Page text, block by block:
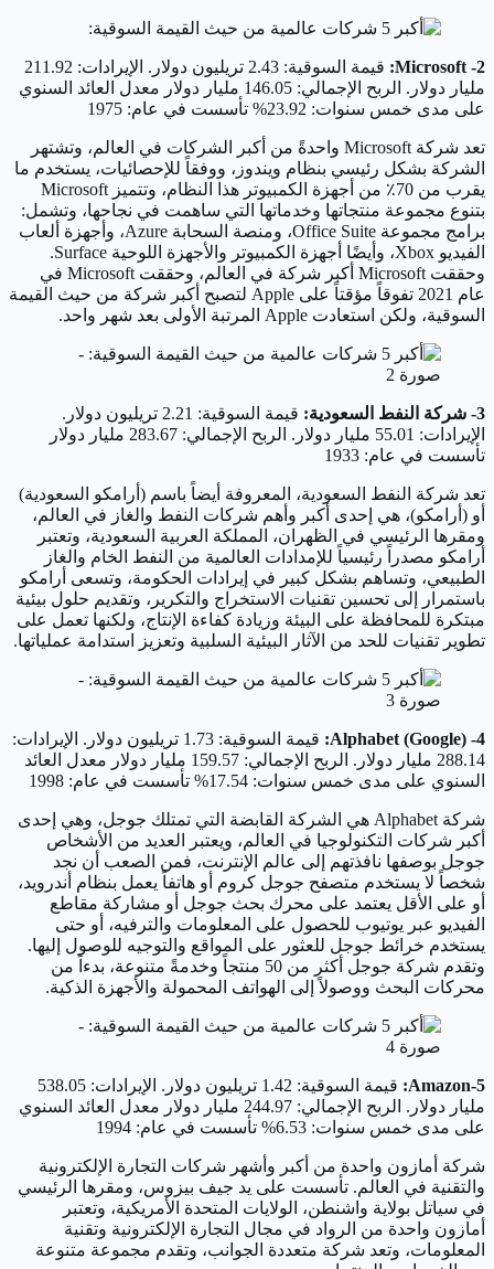
2- Microsoft:
قيمة السوقية: 2.43 تريليون دولار. الإيرادات: 211.92
مليار دولار. الربح الإجمالي: 146.05 مليار دولار معدل العائد السنوي
على مدى خمس سنوات: 23.92% تأسست في عام: 1975
تعد شركة Microsoft واحدةً من أكبر الشركات في العالم، وتشتهر
الشركة بشكل رئيسي بنظام ويندوز، ووفقاً للإحصائيات، يستخدم ما
يقرب من 70٪ من أجهزة الكمبيوتر هذا النظام، وتتميز Microsoft
بتنوع مجموعة منتجاتها وخدماتها التي ساهمت في نجاحها، وتشمل:
برامج مجموعة Office Suite، ومنصة السحابة Azure، وأجهزة ألعاب
الفيديو Xbox، وأيضًا أجهزة الكمبيوتر والأجهزة اللوحية Surface.
وحققت Microsoft أكبر شركة في العالم، وحققت Microsoft في
عام 2021 تفوقاً مؤقتاً على Apple لتصبح أكبر شركة من حيث القيمة
السوقية، ولكن استعادت Apple المرتبة الأولى بعد شهر واحد.
3- شركة النفط السعودية:
قيمة السوقية: 2.21 تريليون دولار.
الإيرادات: 55.01 مليار دولار. الربح الإجمالي: 283.67 مليار دولار
تأسست في عام: 1933
تعد شركة النفط السعودية، المعروفة أيضاً باسم (أرامكو السعودية)
أو (أرامكو)، هي إحدى أكبر وأهم شركات النفط والغاز في العالم،
ومقرها الرئيسي في الظهران، المملكة العربية السعودية، وتعتبر
أرامكو مصدراً رئيسياً للإمدادات العالمية من النفط الخام والغاز
الطبيعي، وتساهم بشكل كبير في إيرادات الحكومة، وتسعى أرامكو
باستمرار إلى تحسين تقنيات الاستخراج والتكرير، وتقديم حلول بيئية
مبتكرة للمحافظة على البيئة وزيادة كفاءة الإنتاج، ولكنها تعمل على
تطوير تقنيات للحد من الآثار البيئية السلبية وتعزيز استدامة عملياتها.
4- Alphabet (Google):
قيمة السوقية: 1.73 تريليون دولار. الإيرادات:
288.14 مليار دولار. الربح الإجمالي: 159.57 مليار دولار معدل العائد
السنوي على مدى خمس سنوات: 17.54% تأسست في عام: 1998
شركة Alphabet هي الشركة القابضة التي تمتلك جوجل، وهي إحدى
أكبر شركات التكنولوجيا في العالم، ويعتبر العديد من الأشخاص
جوجل بوصفها نافذتهم إلى عالم الإنترنت، فمن الصعب أن نجد
شخصاً لا يستخدم متصفح جوجل كروم أو هاتفاً يعمل بنظام أندرويد،
أو على الأقل يعتمد على محرك بحث جوجل أو مشاركة مقاطع
الفيديو عبر يوتيوب للحصول على المعلومات والترفيه، أو حتى
يستخدم خرائط جوجل للعثور على المواقع والتوجيه للوصول إليها.
وتقدم شركة جوجل أكثر من 50 منتجاً وخدمةً متنوعة، بدءاً من
محركات البحث ووصولاً إلى الهواتف المحمولة والأجهزة الذكية.
5-Amazon:
قيمة السوقية: 1.42 تريليون دولار. الإيرادات: 538.05
مليار دولار. الربح الإجمالي: 244.97 مليار دولار معدل العائد السنوي
على مدى خمس سنوات: 6.53% تأسست في عام: 1994
شركة أمازون واحدة من أكبر وأشهر شركات التجارة الإلكترونية
والتقنية في العالم. تأسست على يد جيف بيزوس، ومقرها الرئيسي
في سياتل بولاية واشنطن، الولايات المتحدة الأمريكية، وتعتبر
أمازون واحدة من الرواد في مجال التجارة الإلكترونية وتقنية
المعلومات، وتعد شركة متعددة الجوانب، وتقدم مجموعة متنوعة